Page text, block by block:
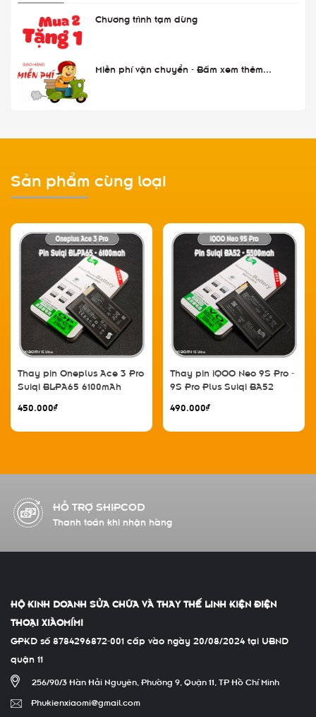
Chương trình tạm dừng
Miễn phí vận chuyển - Bấm xem thêm...
Sản phẩm cùng loại
Thay pin Oneplus Ace 3 Pro
Suiqi BLPA65 6100mAh
450.000₫
Thay pin iQOO Neo 9S Pro -
9S Pro Plus Suiqi BA52
490.000₫
HỖ TRỢ SHIPCOD
Thanh toán khi nhận hàng
HỘ KINH DOANH SỬA CHỮA VÀ THAY THẾ LINH KIỆN ĐIỆN
THOẠI XIÀOMÍMI
GPKD số 8784296872-001 cấp vào ngày 20/08/2024 tại UBND
quận 11
256/90/3 Hàn Hải Nguyên, Phường 9, Quận 11, TP Hồ Chí Minh
Phukienxiaomi@gmail.com